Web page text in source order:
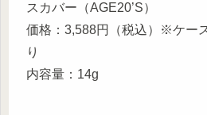
スカバー（AGE20’S）
価格：3,588円（税込）※ケー
り
内容量：14g